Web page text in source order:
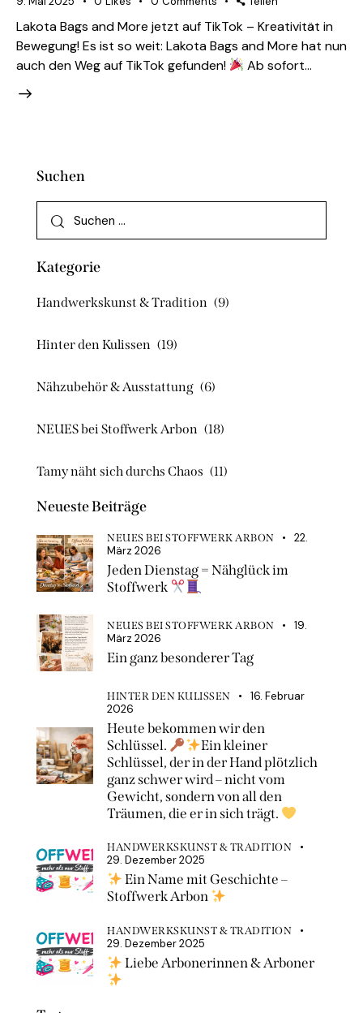
Lakota Bags and More jetzt auf TikTok – Kreativität in
Bewegung! Es ist so weit: Lakota Bags and More hat nun
auch den Weg auf TikTok gefunden!
Ab sofort…
Suchen
Kategorie
Handwerkskunst & Tradition (9)
Hinter den Kulissen (19)
Nähzubehör & Ausstattung (6)
NEUES bei Stoffwerk Arbon (18)
Tamy näht sich durchs Chaos (11)
Neueste Beiträge
NEUES BEI STOFFWERK ARBON
22.
März 2026
Jeden Dienstag = Nähglück im
Stoffwerk
NEUES BEI STOFFWERK ARBON
19.
März 2026
Ein ganz besonderer Tag
HINTER DEN KULISSEN
16. Februar
2026
Heute bekommen wir den
Schlüssel.
Ein kleiner
Schlüssel, der in der Hand plötzlich
ganz schwer wird – nicht vom
Gewicht, sondern von all den
Träumen, die er in sich trägt.
HANDWERKSKUNST & TRADITION
29. Dezember 2025
Ein Name mit Geschichte –
Stoffwerk Arbon
HANDWERKSKUNST & TRADITION
29. Dezember 2025
Liebe Arbonerinnen & Arboner